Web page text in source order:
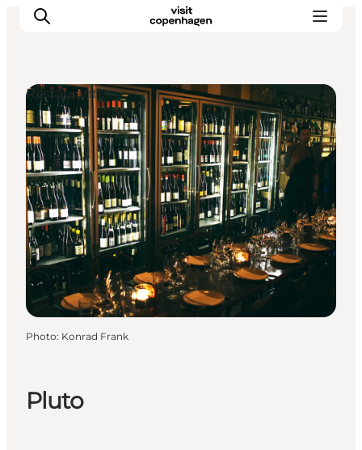
Aktiviteter
Mat och dryck
Planera din resa
Pluto
Restauranter
Photo: Konrad Frank